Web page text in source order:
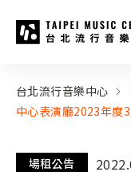
:::
台北流行音樂中心
中心表演廳2023年度
場租公告